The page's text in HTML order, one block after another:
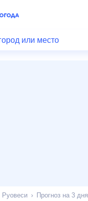
или место
Руовеси Прогноз на 3 дня